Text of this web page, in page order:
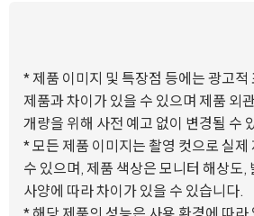
* 제품 이미지 및 특장점 등에는 광고적
제품과 차이가 있을 수 있으며 제품 외
개량을 위해 사전 예고 없이 변경될 수
* 모든 제품 이미지는 촬영 컷으로 실제
수 있으며, 제품 색상은 모니터 해상도,
사양에 따라 차이가 있을 수 있습니다.